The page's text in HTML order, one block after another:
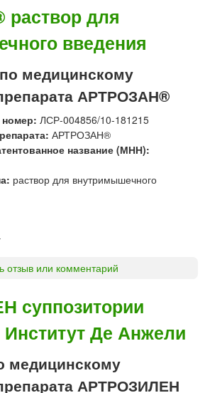
для
введения
медицинскому
АРТРОЗАН®
ЛСР-004856/10-181215
АРТРОЗАН®
название (МНН):
раствор для внутримышечного
отзыв или комментарий
суппозитории
Де Анжели
медицинскому
АРТРОЗИЛЕН